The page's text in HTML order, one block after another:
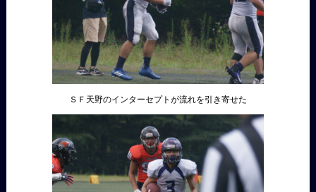
ＳＦ天野のインターセプトが流れを引き寄せた